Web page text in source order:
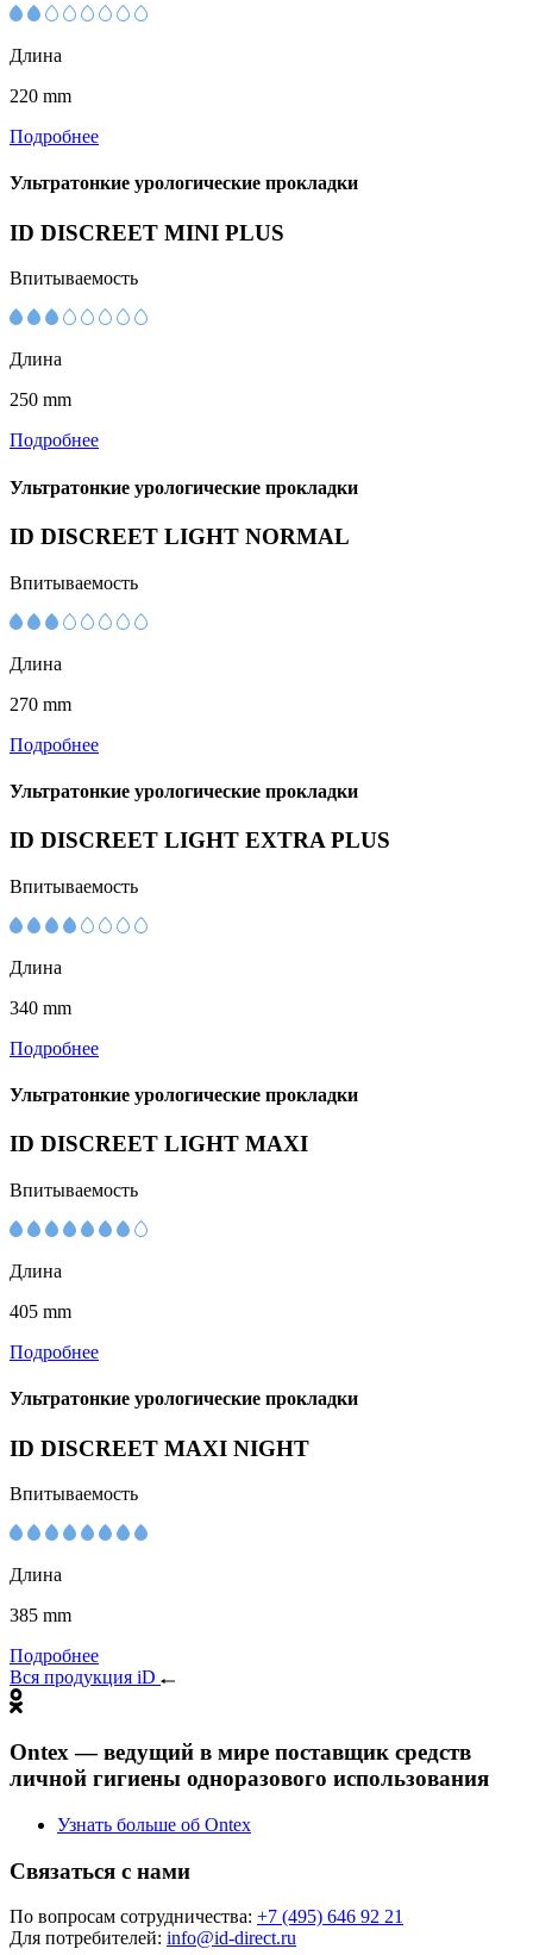
Длина
220 mm
Подробнее
Ультратонкие урологические прокладки
ID DISCREET MINI PLUS
Впитываемость
Длина
250 mm
Подробнее
Ультратонкие урологические прокладки
ID DISCREET LIGHT NORMAL
Впитываемость
Длина
270 mm
Подробнее
Ультратонкие урологические прокладки
ID DISCREET LIGHT EXTRA PLUS
Впитываемость
Длина
340 mm
Подробнее
Ультратонкие урологические прокладки
ID DISCREET LIGHT MAXI
Впитываемость
Длина
405 mm
Подробнее
Ультратонкие урологические прокладки
ID DISCREET MAXI NIGHT
Впитываемость
Длина
385 mm
Подробнее
Вся продукция iD
Ontex — ведущий в мире поставщик средств
личной гигиены одноразового использования
Узнать больше об Ontex
Связаться с нами
По вопросам сотрудничества: +7 (495) 646 92 21
Для потребителей: info@id-direct.ru